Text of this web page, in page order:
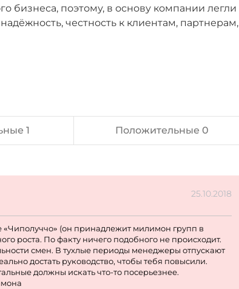
бизнеса, поэтому, в основу компании легли
честность к клиентам, партнерам,
1 Положительные 0
25.10.2018
«Чиполуччо» (он принадлежит милимон групп в
роста. По факту ничего подобного не происходит.
смен. В тухлые периоды менеджеры отпускают
достать руководство, чтобы тебя повысили.
должны искать что-то посерьезнее.